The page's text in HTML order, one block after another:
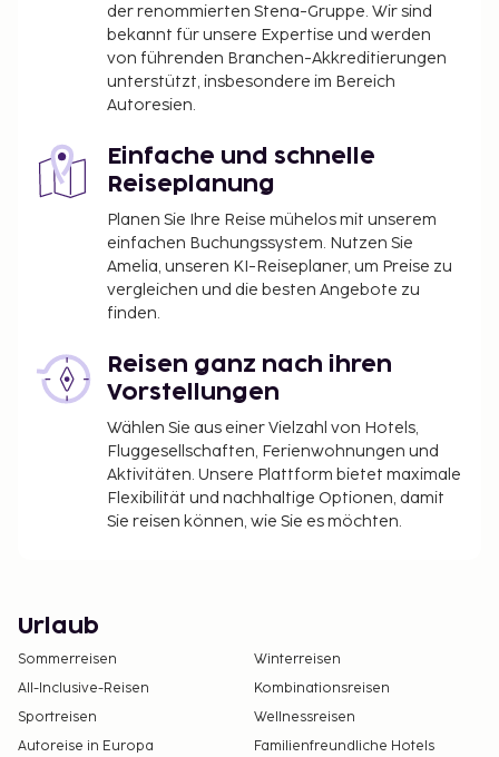
der renommierten Stena-Gruppe. Wir sind
bekannt für unsere Expertise und werden
von führenden Branchen-Akkreditierungen
unterstützt, insbesondere im Bereich
Autoresien.
Einfache und schnelle
Reiseplanung
Planen Sie Ihre Reise mühelos mit unserem
einfachen Buchungssystem. Nutzen Sie
Amelia, unseren KI-Reiseplaner, um Preise zu
vergleichen und die besten Angebote zu
finden.
Reisen ganz nach ihren
Vorstellungen
Wählen Sie aus einer Vielzahl von Hotels,
Fluggesellschaften, Ferienwohnungen und
Aktivitäten. Unsere Plattform bietet maximale
Flexibilität und nachhaltige Optionen, damit
Sie reisen können, wie Sie es möchten.
Urlaub
Sommerreisen
Winterreisen
All-Inclusive-Reisen
Kombinationsreisen
Sportreisen
Wellnessreisen
Autoreise in Europa
Familienfreundliche Hotels